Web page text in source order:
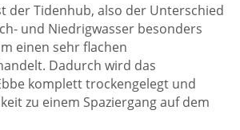
der Tidenhub, also der Unterschied
und Niedrigwasser besonders
einen sehr flachen
Dadurch wird das
komplett trockengelegt und
zu einem Spaziergang auf dem